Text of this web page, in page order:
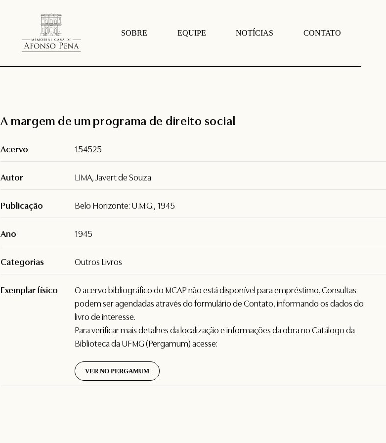
SOBRE EQUIPE NOTÍCIAS CONTATO
A margem de um programa de direito social
Acervo 154525
Autor LIMA, Javert de Souza
Publicação Belo Horizonte: U.M.G., 1945
Ano 1945
Categorias Outros Livros
Exemplar físico
O acervo bibliográfico do MCAP não está disponível para empréstimo. Consultas
podem ser agendadas através do formulário deContato, informando os dados do
livro de interesse.
Para verificar mais detalhes da localização e informações da obra no Catálogo da
Biblioteca da UFMG (Pergamum) acesse:
VER NO PERGAMUM